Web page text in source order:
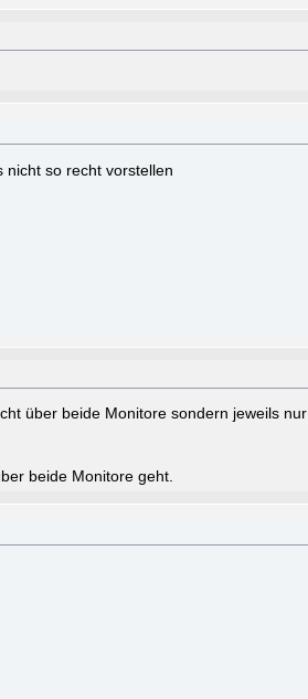
nicht so recht vorstellen
über beide Monitore sondern jeweils nur
beide Monitore geht.